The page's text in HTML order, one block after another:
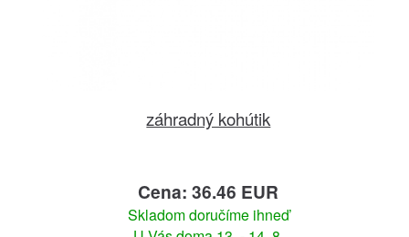
záhradný kohútik
Cena: 36.46 EUR
Skladom doručíme ihneď